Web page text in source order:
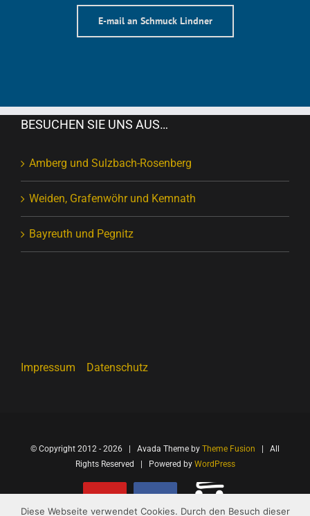
E-mail an Schmuck Lindner
BESUCHEN SIE UNS AUS…
Amberg und Sulzbach-Rosenberg
Weiden, Grafenwöhr und Kemnath
Bayreuth und Pegnitz
Impressum Datenschutz
© Copyright 2012 - 2026 | Avada Theme by Theme Fusion | All
Rights Reserved | Powered by WordPress
YouTubeFacebook
Onlineshop
Diese Webseite verwendet Cookies. Durch den Besuch dieser